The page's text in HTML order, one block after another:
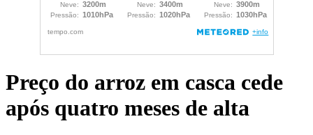
Preço do arroz em casca cede
após quatro meses de alta